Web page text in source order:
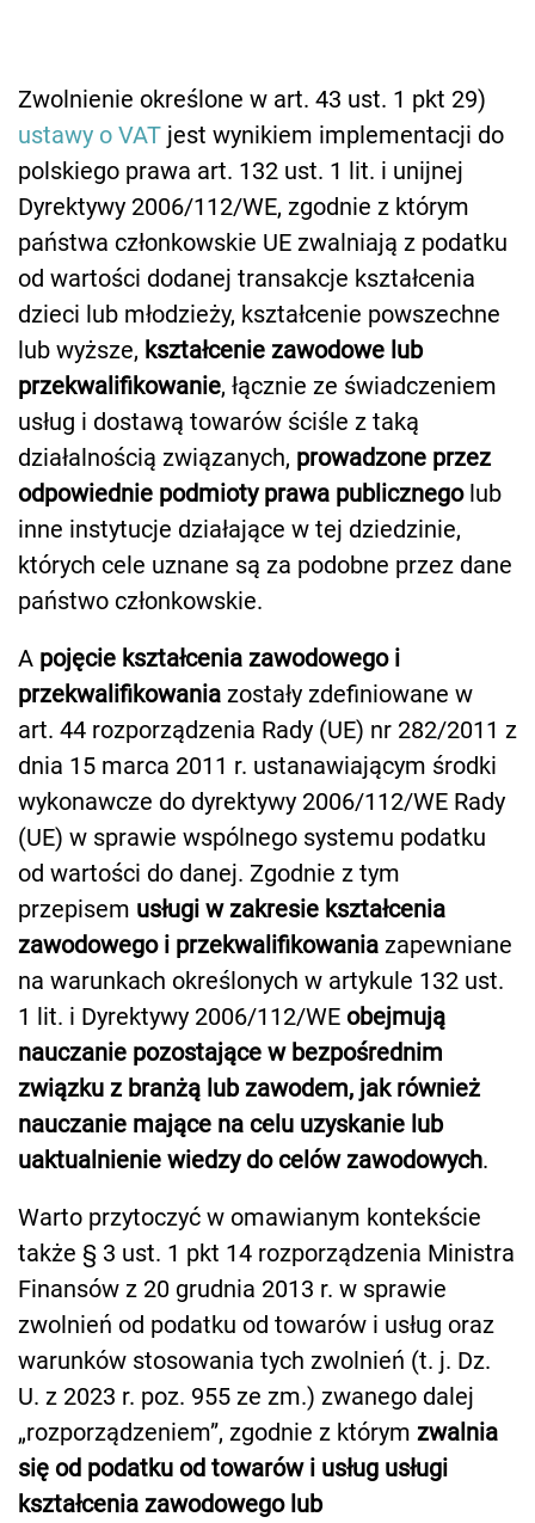
Zwolnienie określone w art. 43 ust. 1 pkt 29)
ustawy o VAT jest wynikiem implementacji do
polskiego prawa art. 132 ust. 1 lit. i unijnej
Dyrektywy 2006/112/WE, zgodnie z którym
państwa członkowskie UE zwalniają z podatku
od wartości dodanej transakcje kształcenia
dzieci lub młodzieży, kształcenie powszechne
lub wyższe, kształcenie zawodowe lub
przekwalifikowanie, łącznie ze świadczeniem
usług i dostawą towarów ściśle z taką
działalnością związanych, prowadzone przez
odpowiednie podmioty prawa publicznegolub
inne instytucje działające w tej dziedzinie,
których cele uznane są za podobne przez dane
państwo członkowskie.
A pojęcie kształcenia zawodowego i
przekwalifikowania zostały zdefiniowane w
art. 44 rozporządzenia Rady (UE) nr 282/2011 z
dnia 15 marca 2011 r. ustanawiającym środki
wykonawcze do dyrektywy 2006/112/WE Rady
(UE) w sprawie wspólnego systemu podatku
od wartości do danej. Zgodnie z tym
przepisem usługi w zakresie kształcenia
zawodowego i przekwalifikowania zapewniane
na warunkach określonych w artykule 132 ust.
1 lit. i Dyrektywy 2006/112/WE obejmują
nauczanie pozostające w bezpośrednim
związku z branżą lub zawodem, jak również
nauczanie mające na celu uzyskanie lub
uaktualnienie wiedzy do celów zawodowych.
Warto przytoczyć w omawianym kontekście
także § 3 ust. 1 pkt 14 rozporządzenia Ministra
Finansów z 20 grudnia 2013 r. w sprawie
zwolnień od podatku od towarów i usług oraz
warunków stosowania tych zwolnień (t. j. Dz.
U. z 2023 r. poz. 955 ze zm.) zwanego dalej
„rozporządzeniem”, zgodnie z którym zwalnia
się od podatku od towarów i usług usługi
kształcenia zawodowego lub